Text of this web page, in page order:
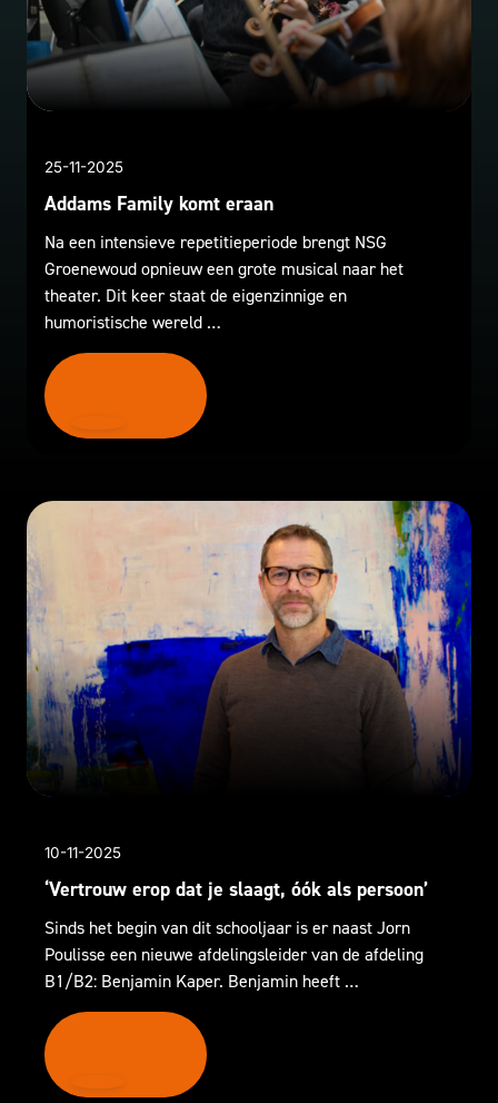
25-11-2025
Addams Family komt eraan
Na een intensieve repetitieperiode brengt NSG
Groenewoud opnieuw een grote musical naar het
theater. Dit keer staat de eigenzinnige en
humoristische wereld …
10-11-2025
‘Vertrouw erop dat je slaagt, óók als persoon’
Sinds het begin van dit schooljaar is er naast Jorn
Poulisse een nieuwe afdelingsleider van de afdeling
B1/B2: Benjamin Kaper. Benjamin heeft …